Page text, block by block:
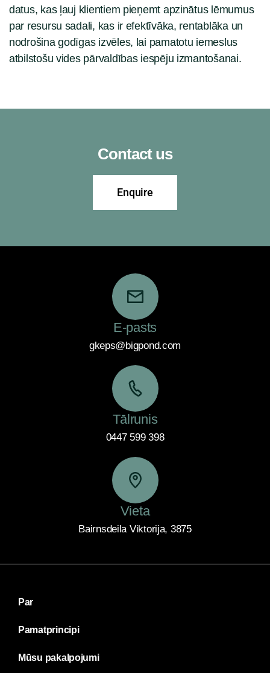
datus, kas ļauj klientiem pieņemt apzinātus lēmumus
par resursu sadali, kas ir efektīvāka, rentablāka un
nodrošina godīgas izvēles, lai pamatotu iemeslus
atbilstošu vides pārvaldības iespēju izmantošanai.
Contact us
Enquire
E-pasts
gkeps@bigpond.com
Tālrunis
0447 599 398
Vieta
Bairnsdeila Viktorija, 3875
Par
Pamatprincipi
Mūsu pakalpojumi